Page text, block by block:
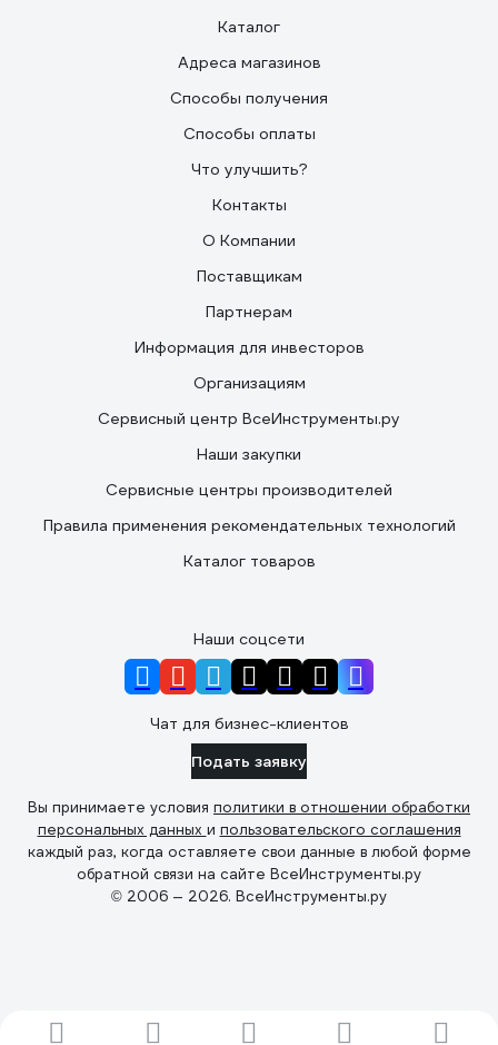
Каталог
Адреса магазинов
Способы получения
Способы оплаты
Что улучшить?
Контакты
О Компании
Поставщикам
Партнерам
Информация для инвесторов
Организациям
Сервисный центр ВсеИнструменты.ру
Наши закупки
Сервисные центры производителей
Правила применения рекомендательных технологий
Каталог товаров
Наши соцсети
Чат для бизнес-клиентов
Подать заявку
Вы принимаете условия политики в отношении обработки
персональных данных и пользовательского соглашения
каждый раз, когда оставляете свои данные в любой форме
обратной связи на сайте ВсеИнструменты.ру
© 2006 — 2026. ВсеИнструменты.ру